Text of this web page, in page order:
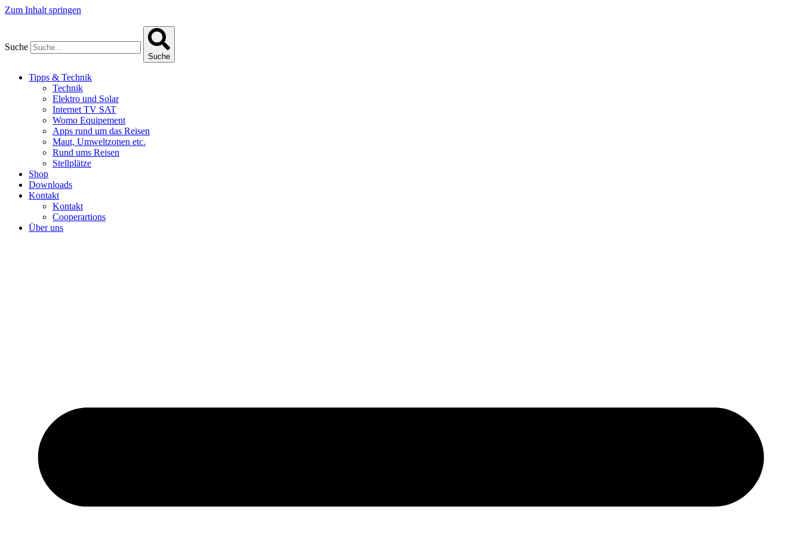
Zum Inhalt springen
Suche
Suche
Tipps & Technik
Technik
Elektro und Solar
Internet TV SAT
Womo Equipement
Apps rund um das Reisen
Maut, Umweltzonen etc.
Rund ums Reisen
Stellplätze
Shop
Downloads
Kontakt
Kontakt
Cooperartions
Über uns